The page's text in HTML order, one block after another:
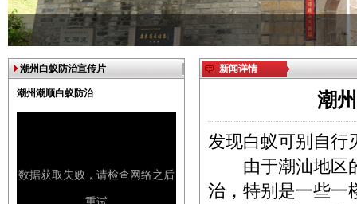
潮州白蚁防治宣传片
潮州潮顺白蚁防治
新闻详情
潮
发现白蚁可别自行
由于潮汕地区的
治，特别是一些一